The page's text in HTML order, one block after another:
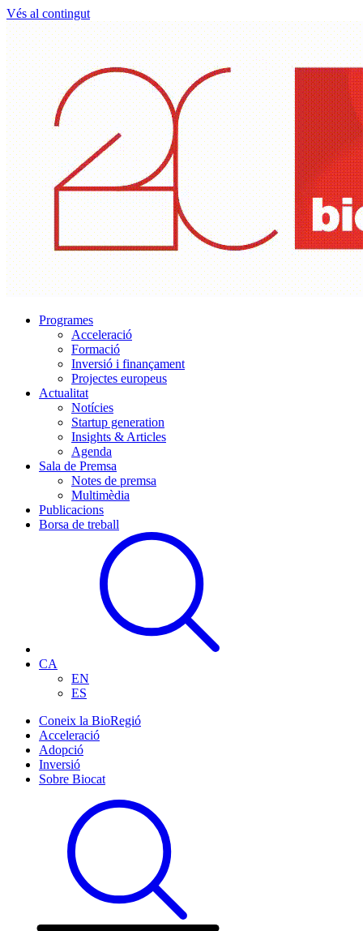
Vés al contingut
Programes
Acceleració
Formació
Inversió i finançament
Projectes europeus
Actualitat
Notícies
Startup generation
Insights & Articles
Agenda
Sala de Premsa
Notes de premsa
Multimèdia
Publicacions
Borsa de treball
CA
EN
ES
Coneix la BioRegió
Acceleració
Adopció
Inversió
Sobre Biocat